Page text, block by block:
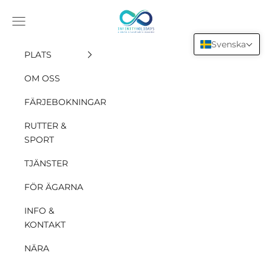
INFINITY HOLIDAYS SAS
Öppna navigationsmenyn
PLATS
OM OSS
FÄRJEBOKNINGAR
RUTTER &
SPORT
TJÄNSTER
FÖR ÄGARNA
INFO &
KONTAKT
NÄRA
Svenska